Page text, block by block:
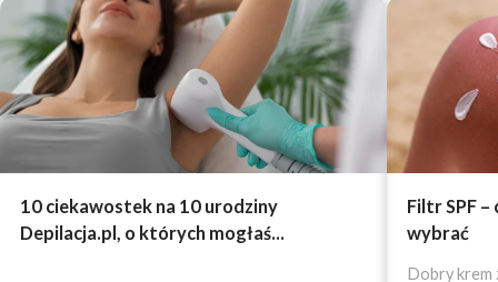
10 ciekawostek na 10 urodziny
Depilacja.pl, o których mogłaś...
Filtr SPF
wybrać
Dobry krem